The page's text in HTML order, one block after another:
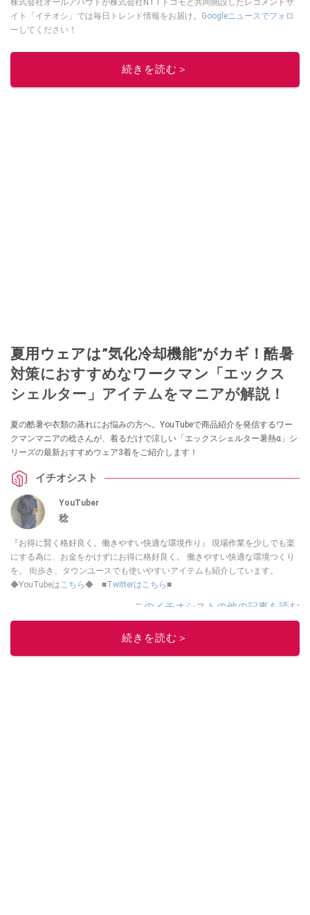
株式会社オールアバウトが株式会社NTTドコモと共同開設したレコメンドサ
イト「イチオシ」では毎日トレンド情報をお届け。 Googleニュースでフォロ
ー してください！
このイチオシストの他の記事を読む
続きを読む＞
夏用ウェアは”気化冷却機能”がカギ！酷暑
対策におすすめなワークマン「エックス
シェルター」アイテムをマニアが解説！
夏の酷暑や衣類の蒸れにお悩みの方へ。YouTubeで商品紹介を発信するワー
クマンマニアの稔さんが、着るだけで涼しい「エックスシェルター暑熱α」シ
リーズの最新おすすめウェア3着をご紹介します！
イチオシスト
YouTuber
稔
『お得に賢く格好良く。働きやすい快適な環境作り』 現場作業を少しでも楽
にする為に、お金をかけずにお得に格好良く。 働きやすい快適な環境つくり
を。 街歩き、タウンユースでも使いやすいアイテムも紹介しています。
◆YouTubeはこちら◆ ■Twitterはこちら■
このイチオシストの他の記事を読む
続きを読む＞